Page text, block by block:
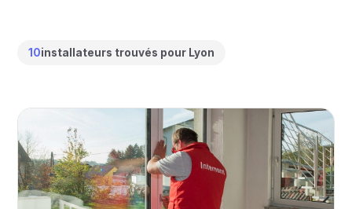
10installateurs trouvés pour Lyon